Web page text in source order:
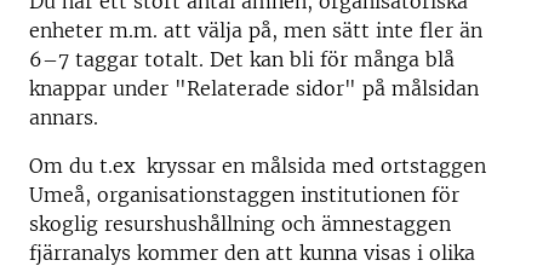
enheter m.m. att välja på, men sätt inte fler än
6–7 taggar totalt. Det kan bli för många blå
knappar under "Relaterade sidor" på målsidan
annars.
Om du t.ex kryssar en målsida med ortstaggen
Umeå, organisationstaggen institutionen för
skoglig resurshushållning och ämnestaggen
fjärranalys kommer den att kunna visas i olika